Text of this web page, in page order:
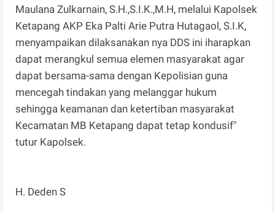
Maulana Zulkarnain, S.H.,S.I.K.,M.H, melalui Kapolsek
Ketapang AKP Eka Palti Arie Putra Hutagaol, S.I.K,
menyampaikan dilaksanakan nya DDS ini iharapkan
dapat merangkul semua elemen masyarakat agar
dapat bersama-sama dengan Kepolisian guna
mencegah tindakan yang melanggar hukum
sehingga keamanan dan ketertiban masyarakat
Kecamatan MB Ketapang dapat tetap kondusif"
tutur Kapolsek.
H. Deden S